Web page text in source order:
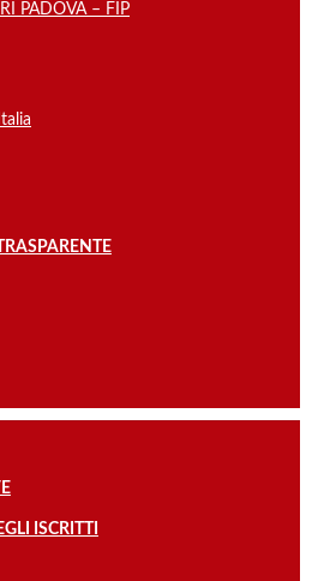
PADOVA – FIP
ISCRITTI